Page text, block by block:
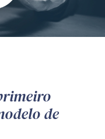
de